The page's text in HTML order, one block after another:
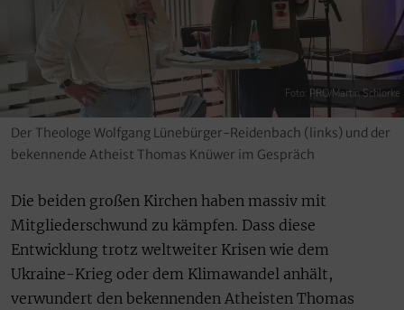
Foto: PRO/Martin Schlorke
Der Theologe Wolfgang Lünebürger-Reidenbach (links) und der
bekennende Atheist Thomas Knüwer im Gespräch
Die beiden großen Kirchen haben massiv mit
Mitgliederschwund zu kämpfen. Dass diese
Entwicklung trotz weltweiter Krisen wie dem
Ukraine-Krieg oder dem Klimawandel anhält,
verwundert den bekennenden Atheisten Thomas